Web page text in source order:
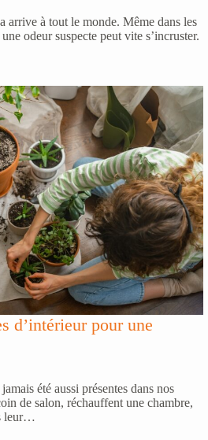
arrive à tout le monde. Même dans les
odeur suspecte peut vite s’incruster.
d’intérieur pour une
été aussi présentes dans nos
de salon, réchauffent une chambre,
leur…